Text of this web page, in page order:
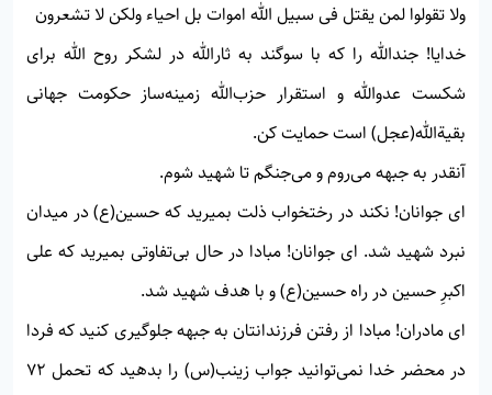
ولا تقولوا لمن يقتل فى سبيل الله اموات بل احياء ولكن لا تشعرون
خدايا! جندالله را كه با سوگند به ثارالله در لشكر روح الله براى
شكست عدوالله و استقرار حزب‌الله زمينه‌ساز حكومت جهانى
بقيةالله(عجل) است حمايت كن.
آنقدر به جبهه می‌روم و می‌جنگم تا شهيد شوم.
ای جوانان! نكند در رختخواب ذلت بميريد كه حسين(ع) در ميدان
نبرد شهيد شد. ای جوانان! مبادا در حال بی‌تفاوتی بميريد كه علی
اكبرِ حسين در راه حسين(ع) و با هدف شهيد شد.
ای مادران! مبادا از رفتن فرزندانتان به جبهه جلوگيرى كنيد كه فردا
در محضر خدا نمی‌توانيد جواب زينب(س) را بدهيد كه تحمل 72